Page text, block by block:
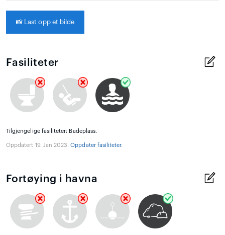
📸 Last opp et bilde
Fasiliteter
Tilgjengelige fasiliteter: Badeplass.
Oppdatert 19. Jan 2023.Oppdater fasiliteter.
Fortøying i havna